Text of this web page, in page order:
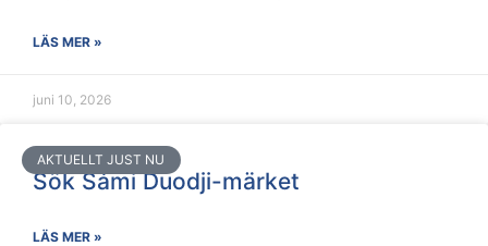
LÄS MER »
juni 10, 2026
AKTUELLT JUST NU
Sök Sámi Duodji-märket
LÄS MER »